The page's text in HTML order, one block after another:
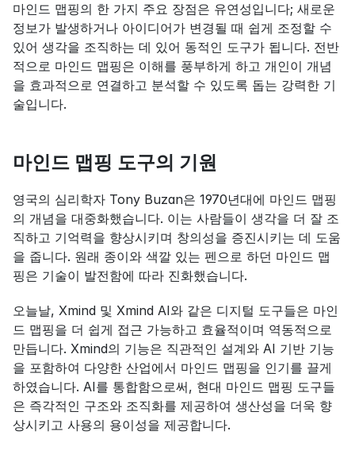
마인드 맵핑의 한 가지 주요 장점은 유연성입니다; 새로운
정보가 발생하거나 아이디어가 변경될 때 쉽게 조정할 수
있어 생각을 조직하는 데 있어 동적인 도구가 됩니다. 전반
적으로 마인드 맵핑은 이해를 풍부하게 하고 개인이 개념
을 효과적으로 연결하고 분석할 수 있도록 돕는 강력한 기
술입니다.
마인드 맵핑 도구의 기원
영국의 심리학자 Tony Buzan은 1970년대에 마인드 맵핑
의 개념을 대중화했습니다. 이는 사람들이 생각을 더 잘 조
직하고 기억력을 향상시키며 창의성을 증진시키는 데 도움
을 줍니다. 원래 종이와 색깔 있는 펜으로 하던 마인드 맵
핑은 기술이 발전함에 따라 진화했습니다.
오늘날, Xmind 및 Xmind AI와 같은 디지털 도구들은 마인
드 맵핑을 더 쉽게 접근 가능하고 효율적이며 역동적으로
만듭니다. Xmind의 기능은 직관적인 설계와 AI 기반 기능
을 포함하여 다양한 산업에서 마인드 맵핑을 인기를 끌게
하였습니다. AI를 통합함으로써, 현대 마인드 맵핑 도구들
은 즉각적인 구조와 조직화를 제공하여 생산성을 더욱 향
상시키고 사용의 용이성을 제공합니다.